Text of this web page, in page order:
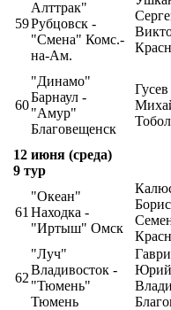
59
Алттрак"
Рубцовск -
"Смена" Комс.-
на-Ам.
60
"Динамо"
Барнаул -
"Амур"
Благовещенск
12 июня (среда)
9 тур
61
"Океан"
Находка -
"Иртыш" Омск
Борис
62
"Луч"
Владивосток -
"Тюмень"
Тюмень
Юрий